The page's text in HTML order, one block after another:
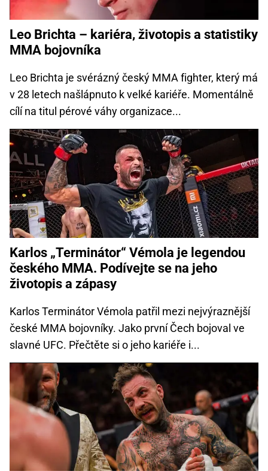
Leo Brichta – kariéra, životopis a statistiky
MMA bojovníka
Leo Brichta je svérázný český MMA fighter, který má
v 28 letech našlápnuto k velké kariéře. Momentálně
cílí na titul pérové váhy organizace...
Karlos „Terminátor“ Vémola je legendou
českého MMA. Podívejte se na jeho
životopis a zápasy
Karlos Terminátor Vémola patřil mezi nejvýraznější
české MMA bojovníky. Jako první Čech bojoval ve
slavné UFC. Přečtěte si o jeho kariéře i...